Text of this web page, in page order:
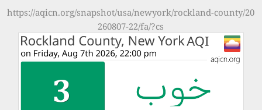
https://aqicn.org/snapshot/usa/newyork/rockland-county/20
260807-22/fa/?cs